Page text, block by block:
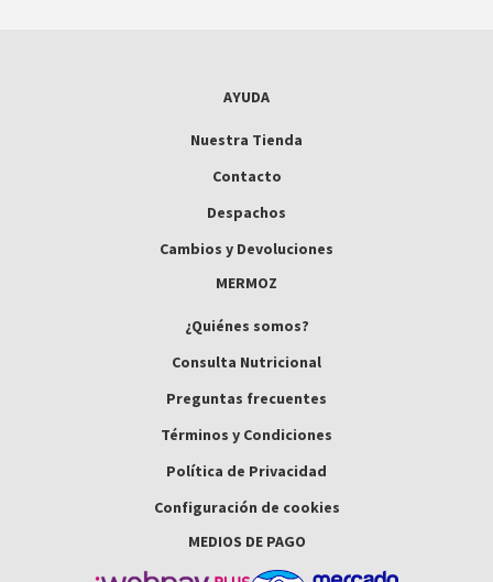
AYUDA
Nuestra Tienda
Contacto
Despachos
Cambios y Devoluciones
MERMOZ
¿Quiénes somos?
Consulta Nutricional
Preguntas frecuentes
Términos y Condiciones
Política de Privacidad
Configuración de cookies
MEDIOS DE PAGO